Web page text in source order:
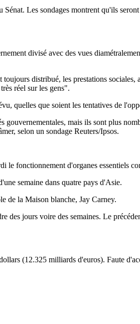
Les sondages montrent qu'ils
divisé avec des vues
distribué, les prestations sociales,
réel sur les gens".
quelles que soient les tentatives de
mais ils sont plus
selon un sondage Reuters/Ipsos.
fonctionnement d'organes essentiels
semaine dans quatre pays d'Asie.
de la Maison blanche, Jay Carney.
des jours voire des semaines. Le
(12.325 milliards d'euros). Faute